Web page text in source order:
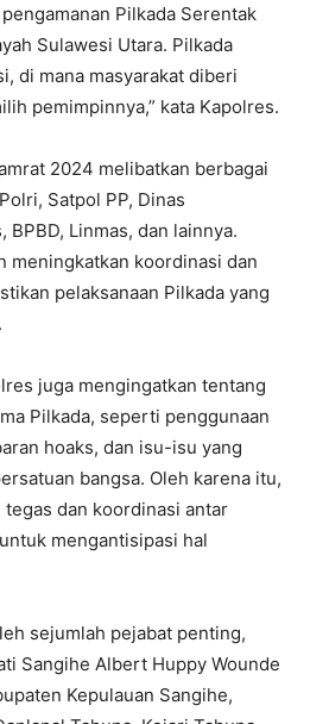
Pilkada Serentak
Sulawesi Utara. Pilkada
di mana masyarakat diberi
pemimpinnya,” kata Kapolres.
2024 melibatkan berbagai
Satpol PP, Dinas
BPBD, Linmas, dan lainnya.
meningkatkan koordinasi dan
pelaksanaan Pilkada yang
juga mengingatkan tentang
Pilkada, seperti penggunaan
hoaks, dan isu-isu yang
bangsa. Oleh karena itu,
dan koordinasi antar
mengantisipasi hal
sejumlah pejabat penting,
Sangihe Albert Huppy Wounde
Kepulauan Sangihe,